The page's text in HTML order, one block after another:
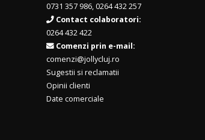
0731 357 986,0264 432 257
Contact colaboratori:
0264 432 422
Comenzi prin e-mail:
comenzi@jollycluj.ro
Sugestii si reclamatii
Opinii clienti
Date comerciale